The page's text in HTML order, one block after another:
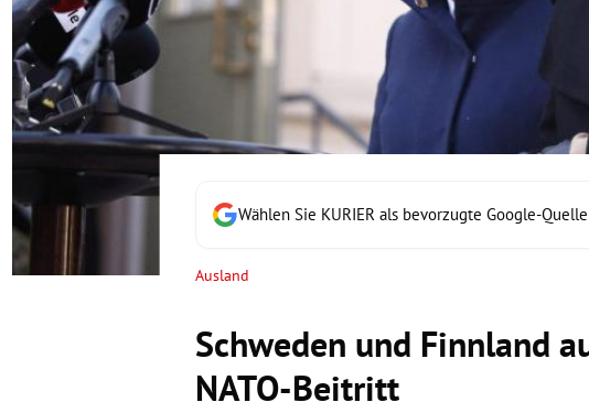
Untermenü
Untermenü
Untermenü
Untermenü
Untermenü
Wählen Sie KURIER als bevorzugte Google-Quelle
Ausland
Schweden und Finnland
NATO-Beitritt